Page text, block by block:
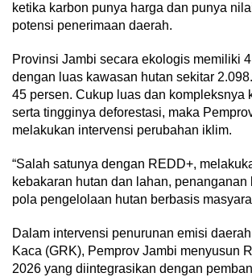
ketika karbon punya harga dan punya
potensi penerimaan daerah.
Provinsi Jambi secara ekologis memiliki
dengan luas kawasan hutan sekitar
45 persen. Cukup luas dan kompleksnya
serta tingginya deforestasi, maka
melakukan intervensi perubahan iklim.
“Salah satunya dengan REDD+,
kebakaran hutan dan lahan, penanganan
pola pengelolaan hutan berbasis
Dalam intervensi penurunan emisi
Kaca (GRK), Pemprov Jambi menyusun
2026 yang diintegrasikan dengan